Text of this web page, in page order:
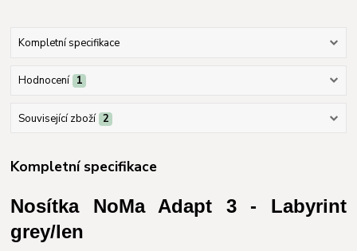
Kompletní specifikace
Hodnocení 1
Související zboží 2
Kompletní specifikace
Nosítka NoMa Adapt 3 - Labyrint
grey/len